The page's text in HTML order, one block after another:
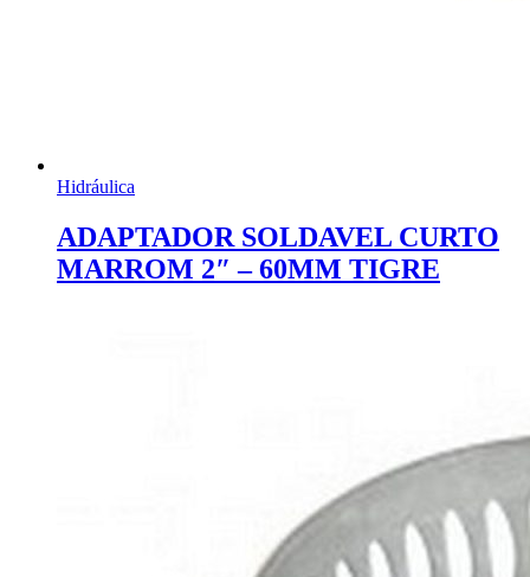
Hidráulica
ADAPTADOR SOLDAVEL CURTO
MARROM 2″ – 60MM TIGRE